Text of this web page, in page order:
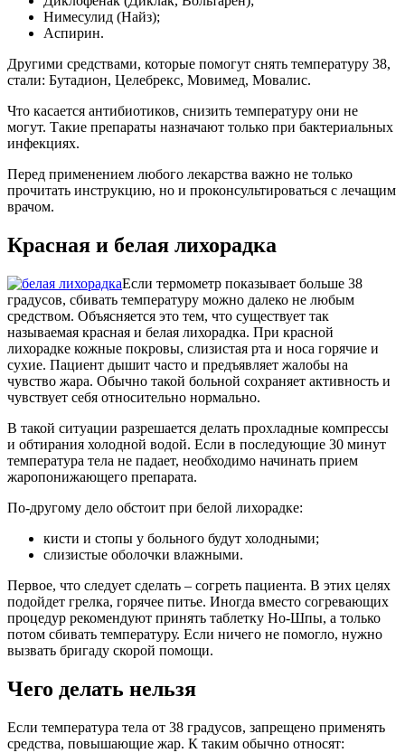
Нимесулид (Найз);
Аспирин.
Другими средствами, которые помогут снять температуру 38,
стали: Бутадион, Целебрекс, Мовимед, Мовалис.
Что касается антибиотиков, снизить температуру они не
могут. Такие препараты назначают только при бактериальных
инфекциях.
Перед применением любого лекарства важно не только
прочитать инструкцию, но и проконсультироваться с лечащим
врачом.
Красная и белая лихорадка
Если термометр показывает больше 38
градусов, сбивать температуру можно далеко не любым
средством. Объясняется это тем, что существует так
называемая красная и белая лихорадка. При красной
лихорадке кожные покровы, слизистая рта и носа горячие и
сухие. Пациент дышит часто и предъявляет жалобы на
чувство жара. Обычно такой больной сохраняет активность и
чувствует себя относительно нормально.
В такой ситуации разрешается делать прохладные компрессы
и обтирания холодной водой. Если в последующие 30 минут
температура тела не падает, необходимо начинать прием
жаропонижающего препарата.
По-другому дело обстоит при белой лихорадке:
кисти и стопы у больного будут холодными;
слизистые оболочки влажными.
Первое, что следует сделать – согреть пациента. В этих целях
подойдет грелка, горячее питье. Иногда вместо согревающих
процедур рекомендуют принять таблетку Но-Шпы, а только
потом сбивать температуру. Если ничего не помогло, нужно
вызвать бригаду скорой помощи.
Чего делать нельзя
Если температура тела от 38 градусов, запрещено применять
средства, повышающие жар. К таким обычно относят: